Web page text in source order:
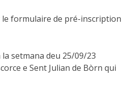
formulaire de pré-inscription
setmana deu 25/09/23
e Sent Julian de Bòrn qui